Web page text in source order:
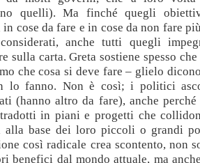
quelli). Ma finché quegli
cose da fare e in cose da non fare
anche tutti quegli
sulla carta. Greta sostiene spesso
che cosa si deve fare – glielo
lo fanno. Non è così; i politici
(hanno altro da fare), anche
in piani e progetti che
alla base dei loro piccoli o grandi
così radicale crea scontento, non
benefici dal mondo attuale, ma